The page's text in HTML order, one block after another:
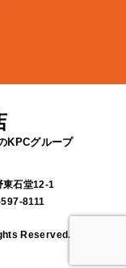
KPCグループ
東石堂12-1
8111
Reserved.